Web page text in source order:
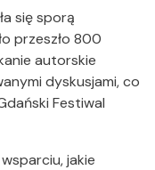
się sporą
przeszło 800
autorskie
dyskusjami, co
Festiwal
jakie